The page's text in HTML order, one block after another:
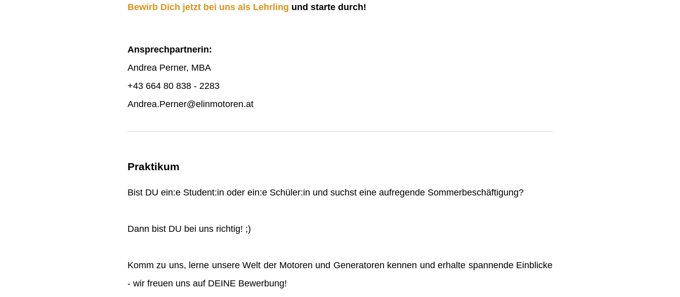
Bewirb Dich jetzt bei uns als Lehrling und starte durch!
Ansprechpartnerin:
Andrea Perner, MBA
+43 664 80 838 - 2283
Andrea.Perner@elinmotoren.at
Praktikum
Bist DU ein:e Student:in oder ein:e Schüler:in und suchst eine aufregende Sommerbeschäftigung?
Dann bist DU bei uns richtig! ;)
Komm zu uns, lerne unsere Welt der Motoren und Generatoren kennen und erhalte spannende Einblicke
- wir freuen uns auf DEINE Bewerbung!